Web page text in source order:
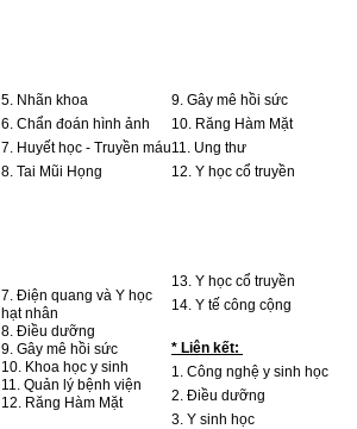
5. Nhãn khoa
6. Chẩn đoán hình ảnh
7. Huyết học - Truyền máu
8. Tai Mũi Họng
9. Gây mê hồi sức
10. Răng Hàm Mặt
11. Ung thư
12. Y học cổ truyền
7. Điện quang và Y học
hạt nhân
8. Điều dưỡng
9. Gây mê hồi sức
10. Khoa học y sinh
11. Quản lý bệnh viện
12. Răng Hàm Mặt
13. Y học cổ truyền
14. Y tế công cộng
* Liên kết:
1. Công nghệ y sinh học
2. Điều dưỡng
3. Y sinh học